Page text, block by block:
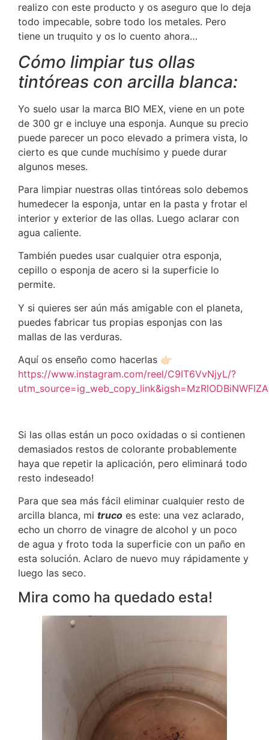
realizo con este producto y os aseguro que lo deja
todo impecable, sobre todo los metales. Pero
tiene un truquito y os lo cuento ahora…
Cómo limpiar tus ollas
tintóreas con arcilla blanca:
Yo suelo usar la marca BIO MEX, viene en un pote
de 300 gr e incluye una esponja. Aunque su precio
puede parecer un poco elevado a primera vista, lo
cierto es que cunde muchísimo y puede durar
algunos meses.
Para limpiar nuestras ollas tintóreas solo debemos
humedecer la esponja, untar en la pasta y frotar el
interior y exterior de las ollas. Luego aclarar con
agua caliente.
También puedes usar cualquier otra esponja,
cepillo o esponja de acero si la superficie lo
permite.
Y si quieres ser aún más amigable con el planeta,
puedes fabricar tus propias esponjas con las
mallas de las verduras.
Aquí os enseño como hacerlas 👉🏻
https://www.instagram.com/reel/C9IT6VvNjyL/?
Si las ollas están un poco oxidadas o si contienen
demasiados restos de colorante probablemente
haya que repetir la aplicación, pero eliminará todo
resto indeseado!
Para que sea más fácil eliminar cualquier resto de
arcilla blanca, mi truco es este: una vez aclarado,
echo un chorro de vinagre de alcohol y un poco
de agua y froto toda la superficie con un paño en
esta solución. Aclaro de nuevo muy rápidamente y
luego las seco.
Mira como ha quedado esta!